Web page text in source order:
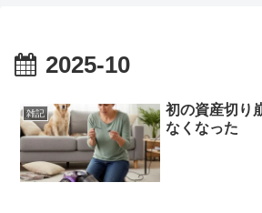
2025-10
雑記
初の資産切り
なくなった